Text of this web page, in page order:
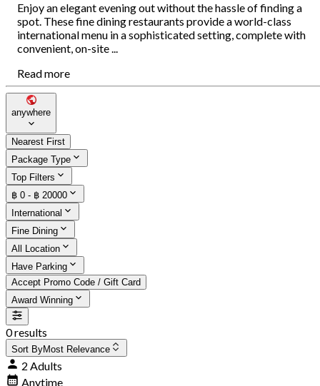
Enjoy an elegant evening out without the hassle of finding a
spot. These fine dining restaurants provide a world-class
international menu in a sophisticated setting, complete with
convenient, on-site ...
Read more
anywhere
Nearest First
Package Type
Top Filters
฿ 0 - ฿ 20000
International
Fine Dining
All Location
Have Parking
Accept Promo Code / Gift Card
Award Winning
0 results
Sort ByMost Relevance
2 Adults
Anytime